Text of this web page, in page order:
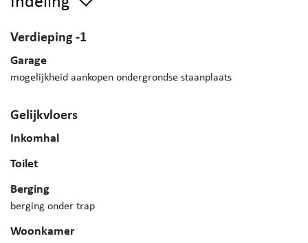
Verdieping -1
Garage
mogelijkheid aankopen ondergrondse staanplaats
Gelijkvloers
Inkomhal
Toilet
Berging
berging onder trap
Woonkamer